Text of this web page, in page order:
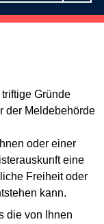
Gründe
der Meldebehörde
oder einer
eine
Freiheit oder
kann.
die von Ihnen